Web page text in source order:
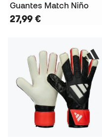
Guantes Match Niño
27,99 €